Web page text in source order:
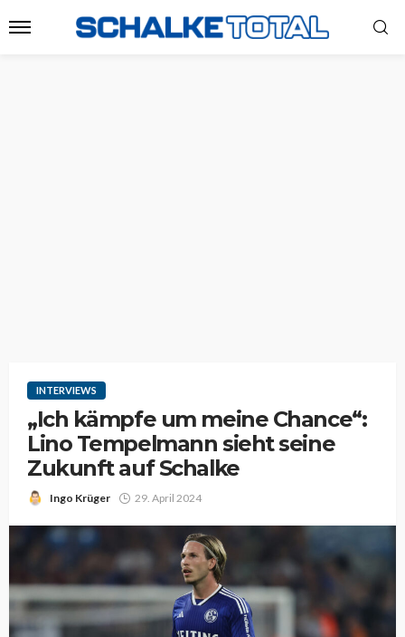
INTERVIEWS
„Ich kämpfe um meine Chance“:
Lino Tempelmann sieht seine
Zukunft auf Schalke
Ingo Krüger 29. April 2024